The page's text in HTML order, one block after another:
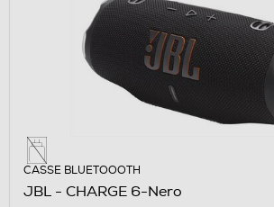
CASSE BLUETOOOTH
JBL - CHARGE 6-Nero